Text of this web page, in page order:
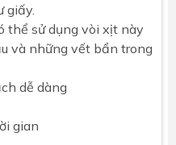
giấy.
thể sử dụng vòi xịt này
và những vết bẩn trong
dễ dàng
gian